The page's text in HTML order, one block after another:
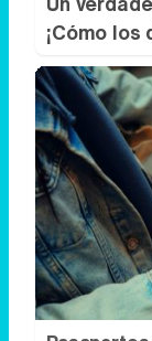
Los
mundo,